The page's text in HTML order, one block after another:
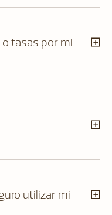
tasas por mi
utilizar mi